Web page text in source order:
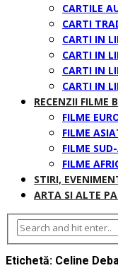
CARTILE
CARTI
CARTI IN
CARTI IN
CARTI IN
CARTI IN
RECENZII FILME
FILME
FILME
FILME
FILME
STIRI,
ARTA SI ALTE
Etichetă: Celine